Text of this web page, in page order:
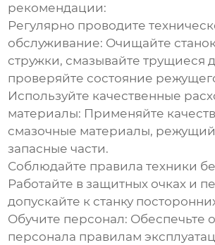
рекомендации:
Регулярно проводите
обслуживание: Очищайте
стружки, смазывайте трущиеся
проверяйте состояние
Используйте качественные
материалы: Применяйте
смазочные материалы,
запасные части.
Соблюдайте правила техники
Работайте в защитных очках и
допускайте к станку
Обучите персонал: Обеспечьте
персонала правилам